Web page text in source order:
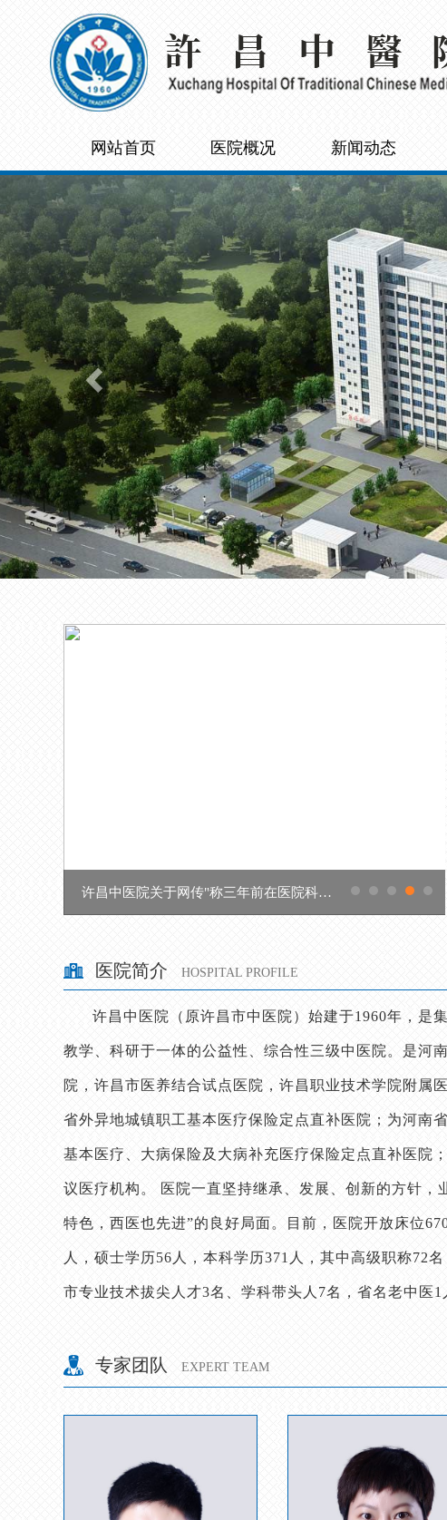
网站首页 医院概况 新闻动态
Previous
许昌中医院关于网传"称三年前在医院科室被借款15万元至今未还"的情况说明
医院简介 HOSPITAL PROFILE
许昌中医院（原许昌市中医院）始建于1960年，是
教学、科研于一体的公益性、综合性三级中医院。是河
院，许昌市医养结合试点医院，许昌职业技术学院附属
省外异地城镇职工基本医疗保险定点直补医院；为河南
基本医疗、大病保险及大病补充医疗保险定点直补医院
议医疗机构。 医院一直坚持继承、发展、创新的方针，
特色，西医也先进”的良好局面。目前，医院开放床位
人，硕士学历56人，本科学历371人，其中高级职称72名
市专业技术拔尖人才3名、学科带头人7名，省名老中医1
共振、飞利浦四维彩超、全自动生化分析仪等一批大型
专家团队 EXPERT TEAM